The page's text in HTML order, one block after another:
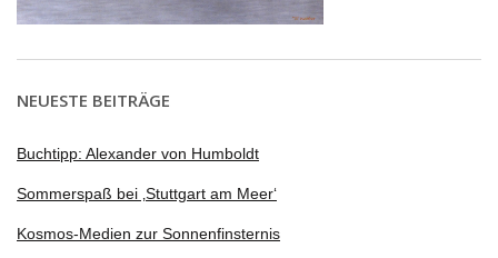
NEUESTE BEITRÄGE
Buchtipp: Alexander von Humboldt
Sommerspaß bei ‚Stuttgart am Meer‘
Kosmos-Medien zur Sonnenfinsternis